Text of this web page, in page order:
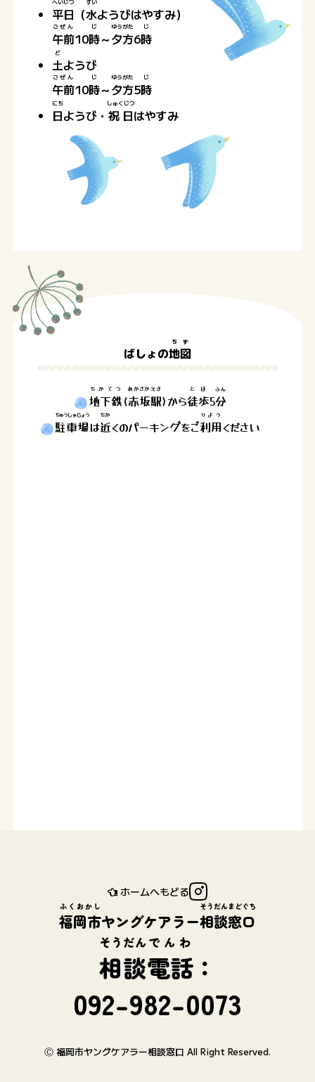
平日 （水ようびはやすみ）
午前
ごぜん
10時
じ
～夕方
ゆうがた
6時
じ
土
ど
ようび
午前
ごぜん
10時
じ
～夕方
ゆうがた
5時
じ
日
にち
ようび・ 祝日
しゅくじつ
はやすみ
ばしょの地図
ちず
地下鉄
ちかてつ
(赤坂
あかさか
駅
えき
)から徒歩
とほ
5分
ふん
駐車場
ちゅうしゃじょう
は近
ちか
くのパーキングをご利用
りよう
ください
ホームへもどる
福岡市
ふくおかし
ヤングケアラー相談
そうだん
窓口
まどぐち
相談
そうだん
電話
でんわ
：
092-982-0073
Ⓒ 福岡市ヤングケアラー相談窓口 All Right Reserved.